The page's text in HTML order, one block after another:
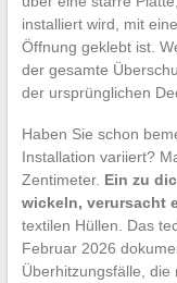
installiert wird, mit
Öffnung geklebt ist.
der gesamte
der ursprünglichen
Haben Sie schon
Installation variiert?
Zentimeter. Ein zu
wickeln, verursacht
textilen Hüllen. Das
Februar 2026
Überhitzungsfälle, die